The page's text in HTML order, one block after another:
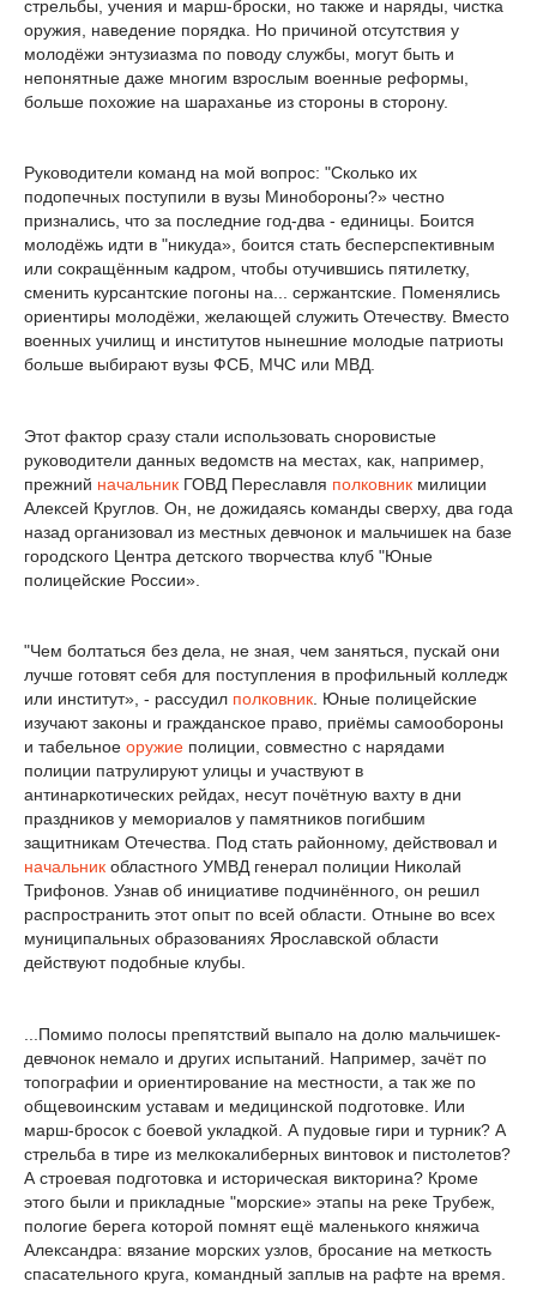
стрельбы, учения и марш-броски, но также и наряды, чистка
оружия, наведение порядка. Но причиной отсутствия у
молодёжи энтузиазма по поводу службы, могут быть и
непонятные даже многим взрослым военные реформы,
больше похожие на шараханье из стороны в сторону.
Руководители команд на мой вопрос: "Сколько их
подопечных поступили в вузы Минобороны?» честно
признались, что за последние год-два - единицы. Боится
молодёжь идти в "никуда», боится стать бесперспективным
или сокращённым кадром, чтобы отучившись пятилетку,
сменить курсантские погоны на... сержантские. Поменялись
ориентиры молодёжи, желающей служить Отечеству. Вместо
военных училищ и институтов нынешние молодые патриоты
больше выбирают вузы ФСБ, МЧС или МВД.
Этот фактор сразу стали использовать сноровистые
руководители данных ведомств на местах, как, например,
прежний начальник ГОВД Переславля полковник милиции
Алексей Круглов. Он, не дожидаясь команды сверху, два года
назад организовал из местных девчонок и мальчишек на базе
городского Центра детского творчества клуб "Юные
полицейские России».
"Чем болтаться без дела, не зная, чем заняться, пускай они
лучше готовят себя для поступления в профильный колледж
или институт», - рассудил полковник. Юные полицейские
изучают законы и гражданское право, приёмы самообороны
и табельное оружие полиции, совместно с нарядами
полиции патрулируют улицы и участвуют в
антинаркотических рейдах, несут почётную вахту в дни
праздников у мемориалов у памятников погибшим
защитникам Отечества. Под стать районному, действовал и
начальник областного УМВД генерал полиции Николай
Трифонов. Узнав об инициативе подчинённого, он решил
распространить этот опыт по всей области. Отныне во всех
муниципальных образованиях Ярославской области
действуют подобные клубы.
...Помимо полосы препятствий выпало на долю мальчишек-
девчонок немало и других испытаний. Например, зачёт по
топографии и ориентирование на местности, а так же по
общевоинским уставам и медицинской подготовке. Или
марш-бросок с боевой укладкой. А пудовые гири и турник? А
стрельба в тире из мелкокалиберных винтовок и пистолетов?
А строевая подготовка и историческая викторина? Кроме
этого были и прикладные "морские» этапы на реке Трубеж,
пологие берега которой помнят ещё маленького княжича
Александра: вязание морских узлов, бросание на меткость
спасательного круга, командный заплыв на рафте на время.